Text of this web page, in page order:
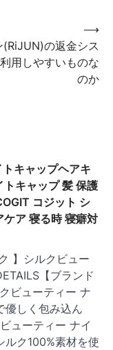
(RiJUN)の返金シス
用しやすいものな
のか
⟶
トキャップヘアキ
キャップ 髪 保護
コジット シ
ア 寝る時 寝癖対
】シルクビュー
【ブランド
ビューティー ナ
優しく包み込ん
ューティー ナイ
ルク100%素材を使